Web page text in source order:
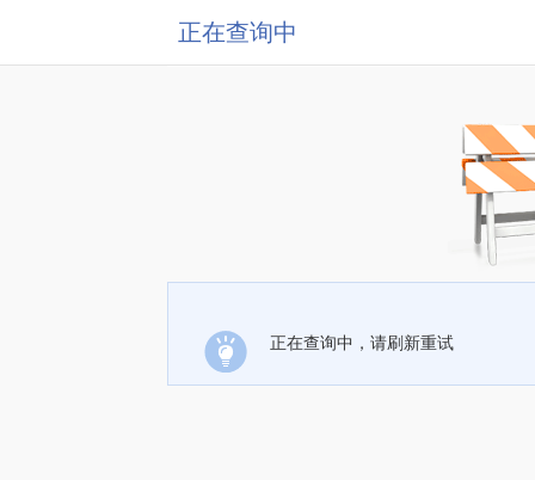
正在查询中
正在查询中，请刷新重试